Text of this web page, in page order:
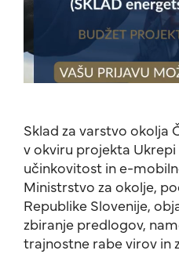
Sklad za varstvo okolja
v okviru projekta
učinkovitost in e-
Ministrstvo za okolje,
Republike Slovenije,
zbiranje predlogov,
trajnostne rabe virov in